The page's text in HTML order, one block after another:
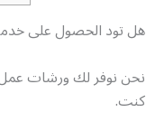
هل تود الحصول على
نحن نوفر لك ورشات
كنت.